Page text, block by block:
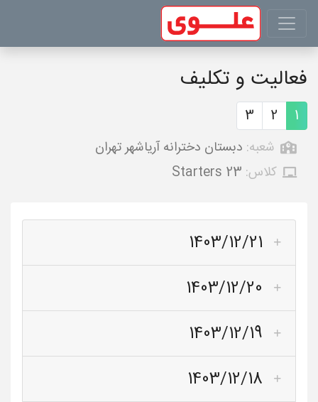
فعالیت و تکلیف
1
2
3
شعبه: دبستان دخترانه آریاشهر تهران
کلاس: Starters 23
1403/12/21
1403/12/20
1403/12/19
1403/12/18